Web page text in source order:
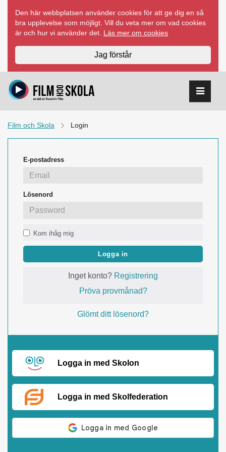
innehåll
Den här webbplatsen använder cookies för att ge dig en så
bra upplevelse som möjligt. Vill du veta mer om vad cookies
är och hur vi använder det. Läs mer om cookies
Jag förstår
Film och Skola Login
E-postadress
Lösenord
Kom ihåg mig
Logga in
Inget konto? Registrering
Pröva provmånad?
Glömt ditt lösenord?
Logga in med Skolon
Logga in med Skolfederation